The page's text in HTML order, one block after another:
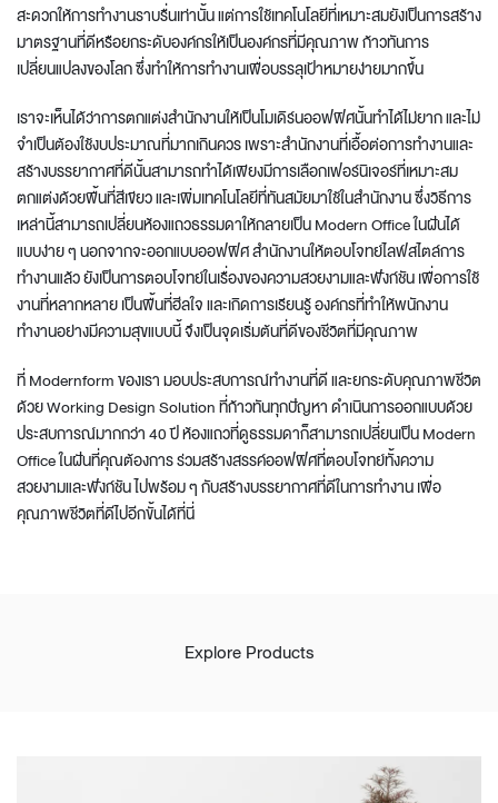
สะดวกให้การทำงานราบรื่นเท่านั้น แต่การใช้เทคโนโลยีที่เหมาะสมยังเป็นการสร้าง
มาตรฐานที่ดีหรือยกระดับองค์กรให้เป็นองค์กรที่มีคุณภาพ ก้าวทันการ
เปลี่ยนแปลงของโลก ซึ่งทำให้การทำงานเพื่อบรรลุเป้าหมายง่ายมากขึ้น
เราจะเห็นได้ว่าการตกแต่งสำนักงานให้เป็นโมเดิร์นออฟฟิศนั้นทำได้ไม่ยาก และไม่
จำเป็นต้องใช้งบประมาณที่มากเกินควร เพราะสำนักงานที่เอื้อต่อการทำงานและ
สร้างบรรยากาศที่ดีนั้นสามารถทำได้เพียงมีการเลือกเฟอร์นิเจอร์ที่เหมาะสม
ตกแต่งด้วยพื้นที่สีเขียว และเพิ่มเทคโนโลยีที่ทันสมัยมาใช้ในสำนักงาน ซึ่งวิธีการ
เหล่านี้สามารถเปลี่ยนห้องแถวธรรมดาให้กลายเป็นModern Officeในฝันได้
แบบง่าย ๆ นอกจากจะออกแบบออฟฟิศ สำนักงานให้ตอบโจทย์ไลฟ์สไตล์การ
ทำงานแล้ว ยังเป็นการตอบโจทย์ในเรื่องของความสวยงามและฟังก์ชัน เพื่อการใช้
งานที่หลากหลาย เป็นพื้นที่ฮีลใจ และเกิดการเรียนรู้ องค์กรที่ทำให้พนักงาน
ทำงานอย่างมีความสุขแบบนี้ จึงเป็นจุดเริ่มต้นที่ดีของชีวิตที่มีคุณภาพ
ที่ Modernform ของเรา มอบประสบการณ์ทำงานที่ดี และยกระดับคุณภาพชีวิต
ด้วย Working Design Solution ที่ก้าวทันทุกปัญหา ดำเนินการออกแบบด้วย
ประสบการณ์มากกว่า 40 ปี ห้องแถวที่ดูธรรมดาก็สามารถเปลี่ยนเป็นModern
Officeในฝันที่คุณต้องการ ร่วมสร้างสรรค์ออฟฟิศที่ตอบโจทย์ทั้งความ
สวยงามและฟังก์ชัน ไปพร้อม ๆ กับสร้างบรรยากาศที่ดีในการทำงาน เพื่อ
คุณภาพชีวิตที่ดีไปอีกขั้นได้ที่นี่
Explore Products